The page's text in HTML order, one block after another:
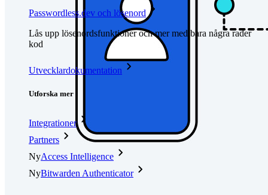
Passwordless.dev och lösenord
Lås upp lösenordsfunktioner och mer med bara några rader
kod
Utvecklardokumentation
Utforska mer
Integrationer
Partners
NyAccess Intelligence
NyBitwarden Authenticator